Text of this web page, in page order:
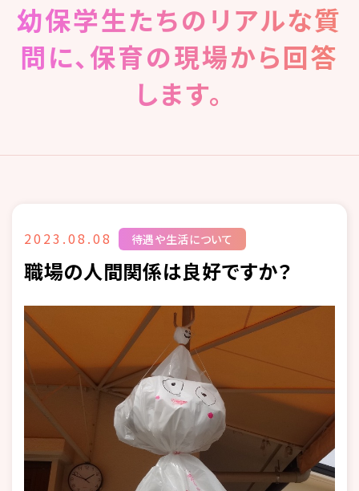
幼保学生たちのリアルな質
問に、保育の現場から回答
します。
2023.08.08 待遇や生活について
職場の人間関係は良好ですか？